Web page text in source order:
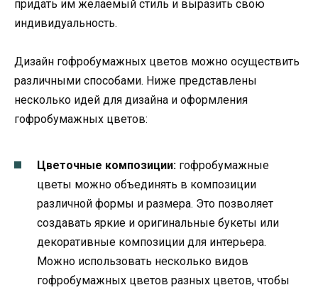
придать им желаемый стиль и выразить свою
индивидуальность.
Дизайн гофробумажных цветов можно осуществить
различными способами. Ниже представлены
несколько идей для дизайна и оформления
гофробумажных цветов:
Цветочные композиции: гофробумажные
цветы можно объединять в композиции
различной формы и размера. Это позволяет
создавать яркие и оригинальные букеты или
декоративные композиции для интерьера.
Можно использовать несколько видов
гофробумажных цветов разных цветов, чтобы